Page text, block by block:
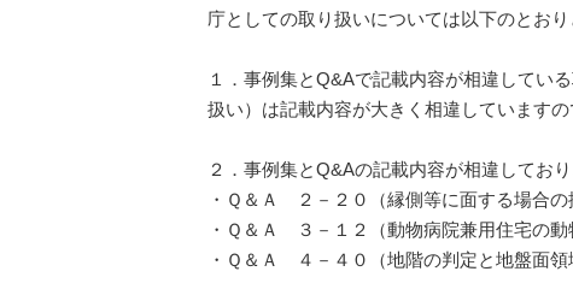
庁としての取り扱いについては以下のとおり
１．事例集とQ&Aで記載内容が相違してい
扱い）は記載内容が大きく相違していますの
２．事例集とQ&Aの記載内容が相違してお
・Ｑ＆Ａ ２－２０（縁側等に面する場合の
・Ｑ＆Ａ ３－１２（動物病院兼用住宅の動
・Ｑ＆Ａ ４－４０（地階の判定と地盤面領